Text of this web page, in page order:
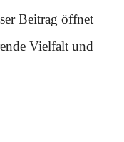
Beitrag öffnet
Vielfalt und